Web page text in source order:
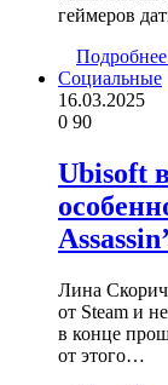
геймеров
Социальные
16.03.2025
0 90
Ubisoft
Лина Скорич
от Steam и
в конце
от этого…